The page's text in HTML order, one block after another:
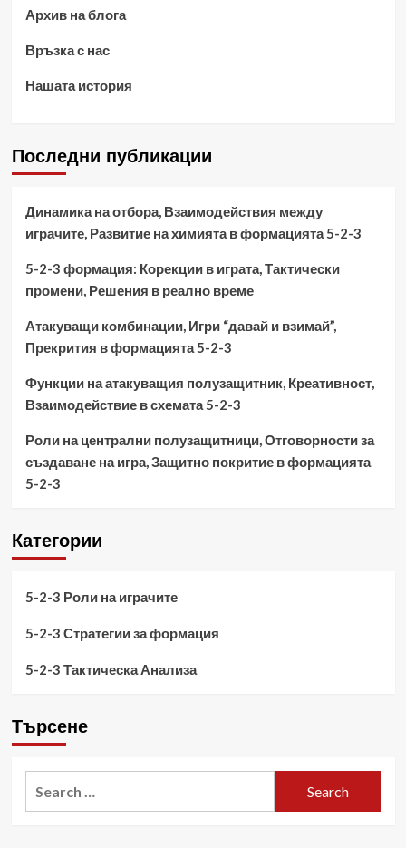
Архив на блога
Връзка с нас
Нашата история
Последни публикации
Динамика на отбора, Взаимодействия между
играчите, Развитие на химията в формацията 5-2-3
5-2-3 формация: Корекции в играта, Тактически
промени, Решения в реално време
Атакуващи комбинации, Игри “давай и взимай”,
Прекрития в формацията 5-2-3
Функции на атакуващия полузащитник, Креативност,
Взаимодействие в схемата 5-2-3
Роли на централни полузащитници, Отговорности за
създаване на игра, Защитно покритие в формацията
5-2-3
Категории
5-2-3 Роли на играчите
5-2-3 Стратегии за формация
5-2-3 Тактическа Анализа
Търсене